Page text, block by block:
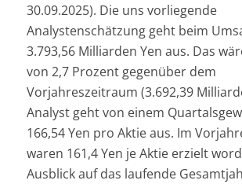
30.09.2025). Die uns vorliegende
Analystenschätzung geht beim
3.793,56 Milliarden Yen aus. Das
von 2,7 Prozent gegenüber dem
Vorjahreszeitraum (3.692,39
Analyst geht von einem
166,54 Yen pro Aktie aus. Im
waren 161,4 Yen je Aktie erzielt
Ausblick auf das laufende